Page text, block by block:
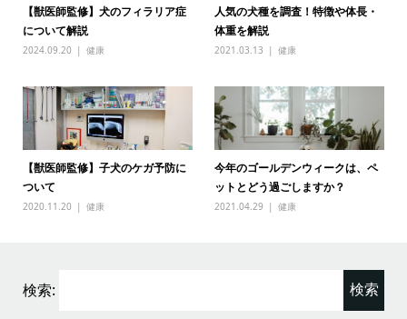
【獣医師監修】犬のフィラリア症
について解説
2024.09.20 健康
人気の犬種を調査！特徴や体長・
体重を解説
2021.03.13 健康
【獣医師監修】子犬のケガ予防に
ついて
2020.11.20 健康
今年のゴールデンウィークは、ペ
ットとどう過ごしますか？
2021.04.29 健康
検索: